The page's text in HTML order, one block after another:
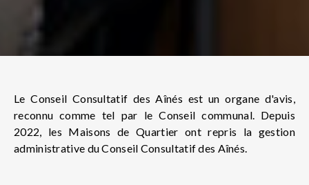
Le Conseil Consultatif des Aînés est un organe d'avis,
reconnu comme tel par le Conseil communal. Depuis
2022, les Maisons de Quartier ont repris la gestion
administrative du Conseil Consultatif des Aînés.